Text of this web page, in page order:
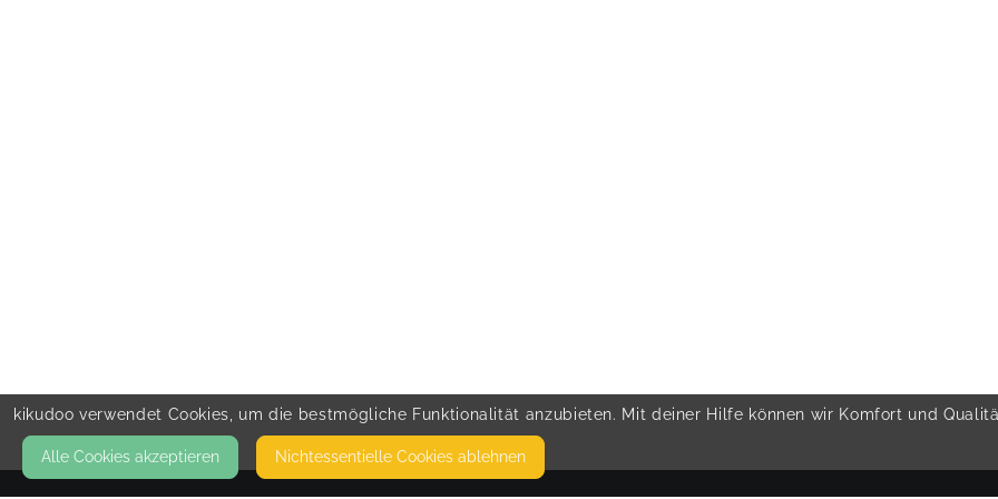
kikudoo verwendet Cookies, um die bestmögliche Funktionalität anzubieten. Mit deiner Hilfe können wir Komfort und
Alle Cookies akzeptieren Nicht­essentielle Cookies ablehnen